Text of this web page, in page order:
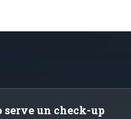
serve un check-up